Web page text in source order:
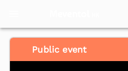
Public event